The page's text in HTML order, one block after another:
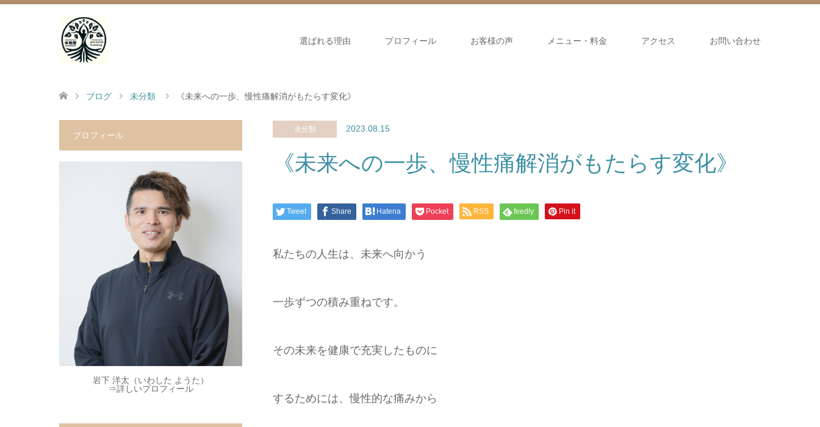
選ばれる理由 プロフィール お客様の声 メニュー・料金 アクセス お問い合わせ
ブログ 未分類 《未来への一歩、慢性痛解消がもたらす変化》
未分類 2023.08.15
《未来への一歩、慢性痛解消がもたらす変化》
Tweet Share Hatena Pocket RSS feedly Pin it
私たちの人生は、未来へ向かう
一歩ずつの積み重ねです。
その未来を健康で充実したものに
するためには、慢性的な痛みから
プロフィール
岩下 洋太（いわした ようた）
⇒詳しいプロフィール